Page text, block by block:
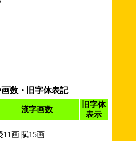
数・旧字体表記
漢字画数
旧字体
表示
11画 賦15画